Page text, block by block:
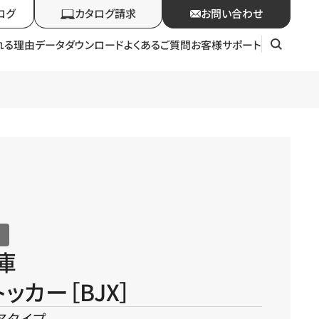
る理由データダウンロードよくあるご質問お客様サポート
グ カタログ請求 お問い合わせ
カー［BJX］